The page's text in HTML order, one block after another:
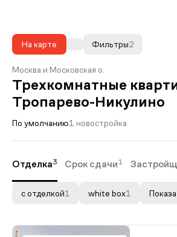
На карте 2
Фильтры
Москва и Московская о.
Трехкомнатные
Тропарево-Никулино
По умолчанию1 новостройка
Отделка3 Срок сдачи1
с отделкой1 white box1